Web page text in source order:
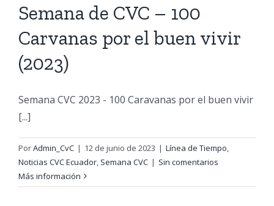
Semana de CVC – 100
Carvanas por el buen vivir
(2023)
Semana CVC 2023 - 100 Caravanas por el buen vivir
[...]
PorAdmin_CvC | 12 de junio de 2023 | Línea de Tiempo,
Noticias CVC Ecuador, Semana CVC | Sin comentarios
Más información